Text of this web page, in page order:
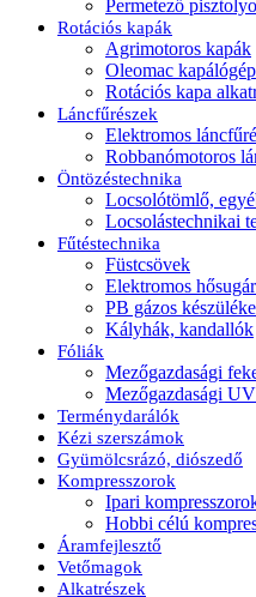
Permetező
Rotációs kapák
Agrimotoros kapák
Oleomac kapálógép
Rotációs kapa
Láncfűrészek
Elektromos
Robbanómotoros
Öntözéstechnika
Locsolótömlő,
Locsolástechnikai
Fűtéstechnika
Füstcsövek
Elektromos
PB gázos
Kályhák, kandallók
Fóliák
Mezőgazdasági
Mezőgazdasági
Terménydarálók
Kézi szerszámok
Gyümölcsrázó, diószedő
Kompresszorok
Ipari
Hobbi célú
Áramfejlesztő
Vetőmagok
Alkatrészek